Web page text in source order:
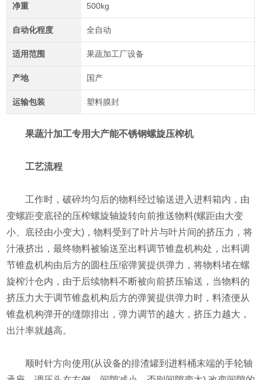
净重 500kg
自动化程度 全自动
适用范围 果蔬加工厂设备
产地 国产
运输包装 塑料膜封
果蔬汁加工专用大产能不锈钢螺旋压榨机
工艺流程
工作时，破碎均匀后的物料经过输送进入进料箱内，由
变螺距变底径的压榨螺旋轴旋转向前推送物料(螺距由大变
小、底径由小变大)，物料受到了叶片与叶片间的挤压力，将
汁液挤出，最终物料被输送至出料调节锥盘机构处，出料调
节锥盘机构由后方的圆柱压缩弹簧提供弹力，将物料堵在螺
旋榨汁仓内，由于后续物料不断被向前挤压输送，当物料的
挤压力大于调节锥盘机构后方的弹簧提供弹力时，料渣便从
锥盘机构弹开的缝隙排出，弹力调节的越大，挤压力越大，
出汁率就越高。
顺时针方向使用(从设备的排渣罐到进料桶末端的手轮轴